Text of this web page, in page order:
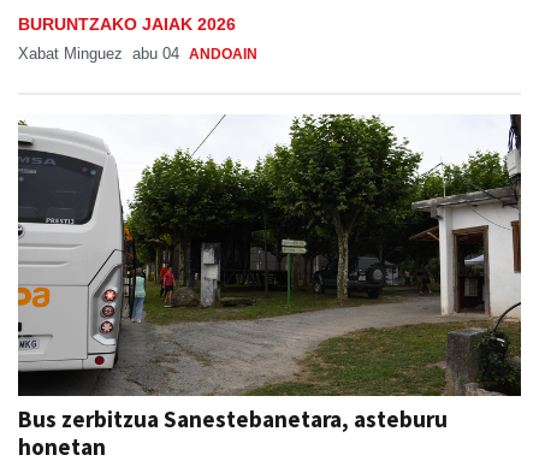
BURUNTZAKO JAIAK 2026
Xabat Minguez abu 04 ANDOAIN
Bus zerbitzua Sanestebanetara, asteburu
honetan